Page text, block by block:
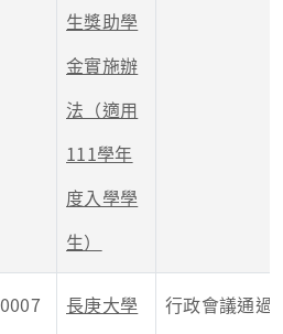
生獎助學
金實施辦
法（適用
111學年
度入學學
生）
長庚大學
行政會議通過